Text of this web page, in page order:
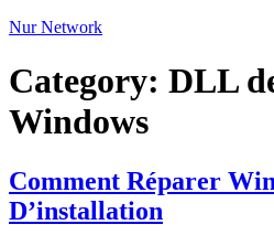
Nur Network
Category: DLL
Windows
Comment Réparer
D’installation